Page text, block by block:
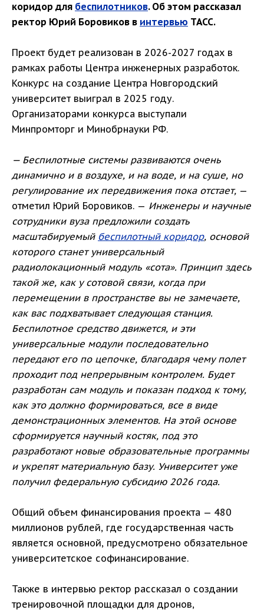
коридор для беспилотников. Об этом рассказал
ректор Юрий Боровиков в интервью ТАСС.
Проект будет реализован в 2026-2027 годах в
рамках работы Центра инженерных разработок.
Конкурс на создание Центра Новгородский
университет выиграл в 2025 году.
Организаторами конкурса выступали
Минпромторг и Минобрнауки РФ.
— Беспилотные системы развиваются очень
динамично и в воздухе, и на воде, и на суше, но
регулирование их передвижения пока отстает, —
отметил Юрий Боровиков. — Инженеры и научные
сотрудники вуза предложили создать
масштабируемый беспилотный коридор, основой
которого станет универсальный
радиолокационный модуль «сота». Принцип здесь
такой же, как у сотовой связи, когда при
перемещении в пространстве вы не замечаете,
как вас подхватывает следующая станция.
Беспилотное средство движется, и эти
универсальные модули последовательно
передают его по цепочке, благодаря чему полет
проходит под непрерывным контролем. Будет
разработан сам модуль и показан подход к тому,
как это должно формироваться, все в виде
демонстрационных элементов. На этой основе
сформируется научный костяк, под это
разработают новые образовательные программы
и укрепят материальную базу. Университет уже
получил федеральную субсидию 2026 года.
Общий объем финансирования проекта — 480
миллионов рублей, где государственная часть
является основной, предусмотрено обязательное
университетское софинансирование.
Также в интервью ректор рассказал о создании
тренировочной площадки для дронов,